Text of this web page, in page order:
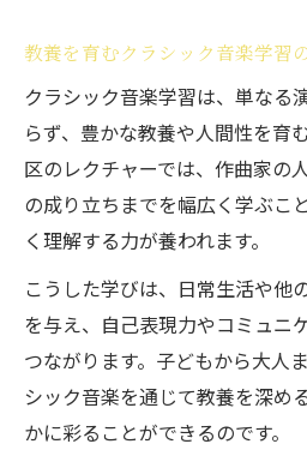
教養を育むクラシック音楽学習
クラシック音楽学習は、単なる
らず、豊かな教養や人間性を育
区のレクチャーでは、作曲家の
の成り立ちまでを幅広く学ぶこ
く理解する力が養われます。
こうした学びは、日常生活や他
を与え、自己表現力やコミュニ
つながります。子どもから大人
シック音楽を通じて教養を深め
かに彩ることができるのです。